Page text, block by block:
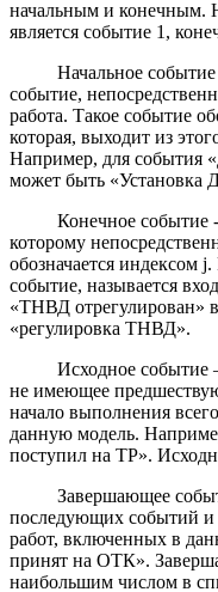
начальным и конечным.
является событие 1,
Начальное событие
событие,
работа. Такое событие
которая, выходит из
Например, для события
может быть «Установка
Конечное событие -
которому
обозначается индексом
событие, называется
«ТНВД отрегулирован»
«регулировка ТНВД».
Исходное событие –
не имеющее
начало выполнения
данную модель.
поступил на ТР».
Завершающее
последующих событий и
работ, включенных в
принят на ОТК».
наибольшим числом в